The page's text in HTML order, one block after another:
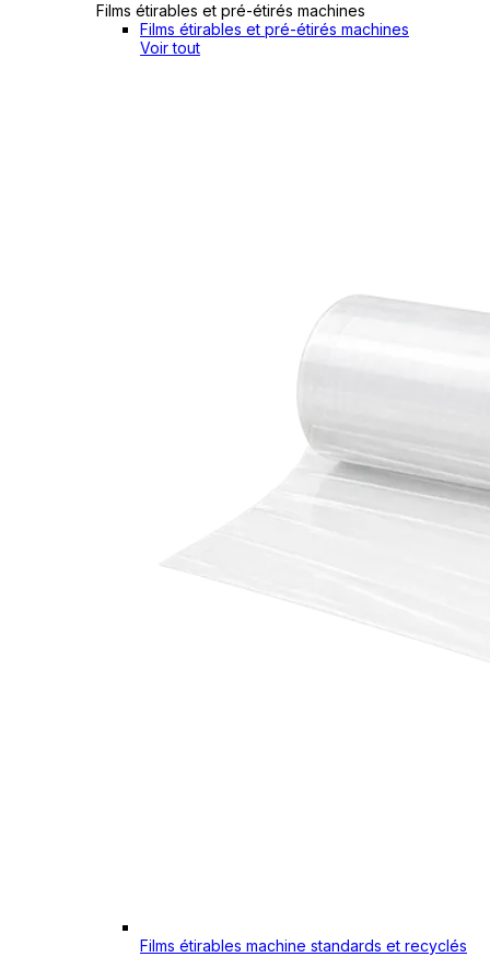
Films étirables et pré-étirés machines
Films étirables et pré-étirés machines
Voir tout
Films étirables machine standards et recyclés